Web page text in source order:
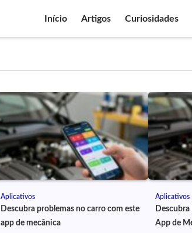
Início Artigos Curiosidades
Aplicativos
Descubra problemas no carro com este
app de mecânica
Aplicativos
App de